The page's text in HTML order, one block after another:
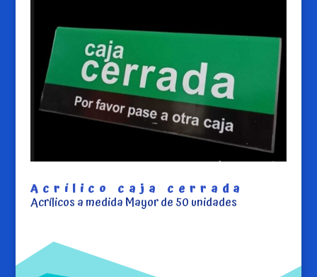
Acrílico caja cerrada
Acrílicos a medida Mayor de 50 unidades